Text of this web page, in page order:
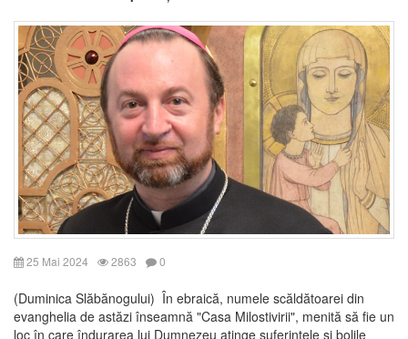
25 Mai 2024 2863 0
(Duminica Slăbănogului) În ebraică, numele scăldătoarei din
evanghelia de astăzi înseamnă "Casa Milostivirii", menită să fie un
loc în care îndurarea lui Dumnezeu atinge suferințele și bolile